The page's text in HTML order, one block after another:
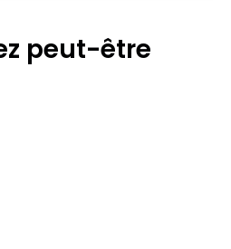
peut-être